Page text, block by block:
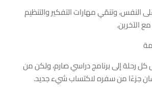
النفس، وتنمّي مهارات التفكير والتنظيم
الآخرين.
رحلة إلى برنامج دراسي صارم، ولكن من
جزءًا من سفره لاكتساب شيء جديد.